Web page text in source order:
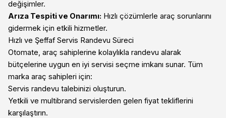
değişimler.
Arıza Tespiti ve Onarımı: Hızlı çözümlerle araç sorunlarını
gidermek için etkili hizmetler.
Hızlı ve Şeffaf Servis Randevu Süreci
Otomate, araç sahiplerine kolaylıkla randevu alarak
bütçelerine uygun en iyi servisi seçme imkanı sunar. Tüm
marka araç sahipleri için:
Servis randevu talebinizi oluşturun.
Yetkili ve multibrand servislerden gelen fiyat tekliflerini
karşılaştırın.